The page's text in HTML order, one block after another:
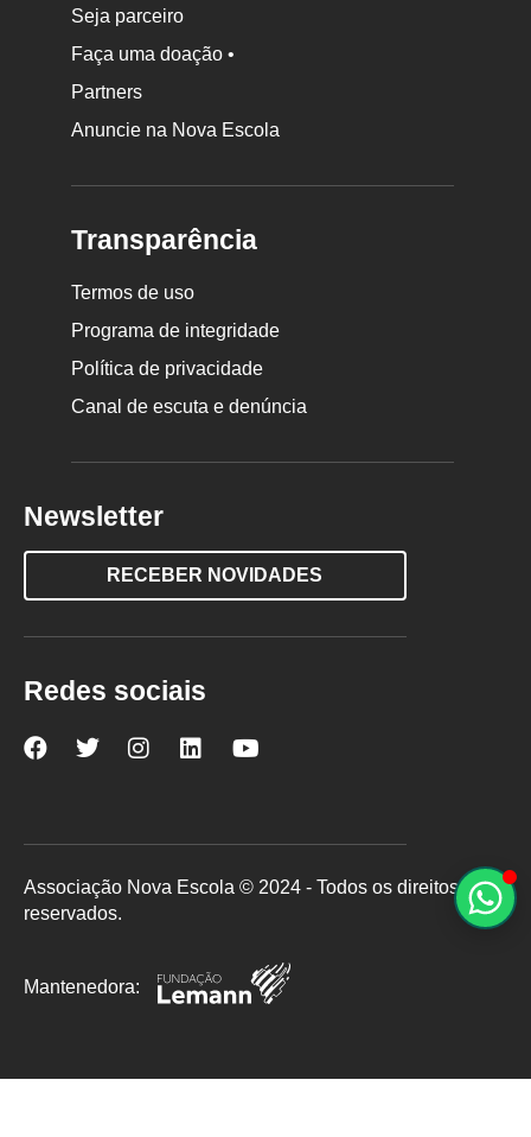
Seja parceiro
Faça uma doação •
Partners
Anuncie na Nova Escola
Transparência
Termos de uso
Programa de integridade
Política de privacidade
Canal de escuta e denúncia
Newsletter
RECEBER NOVIDADES
Redes sociais
Nova
Facebook
Nova
Twitter
Nova
Instagram
Nova
LinkedInYouTube
Associação Nova Escola © 2024 - Todos os direitos
reservados.
Mantenedora: